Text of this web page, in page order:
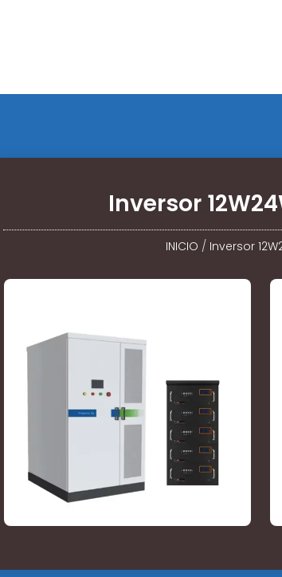
Inversor
INICIO / Inversor